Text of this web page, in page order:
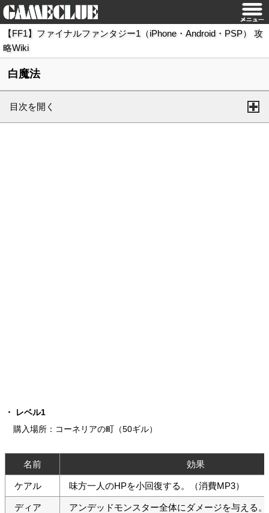
【FF1】ファイナルファンタジー1（iPhone・Android・PSP） 攻
略Wiki
白魔法
目次を開く
レベル1
購入場所：コーネリアの町（50ギル）
名前 効果
ケアル 味方一人のHPを小回復する。（消費MP3）
ディア アンデッドモンスター全体にダメージを与える